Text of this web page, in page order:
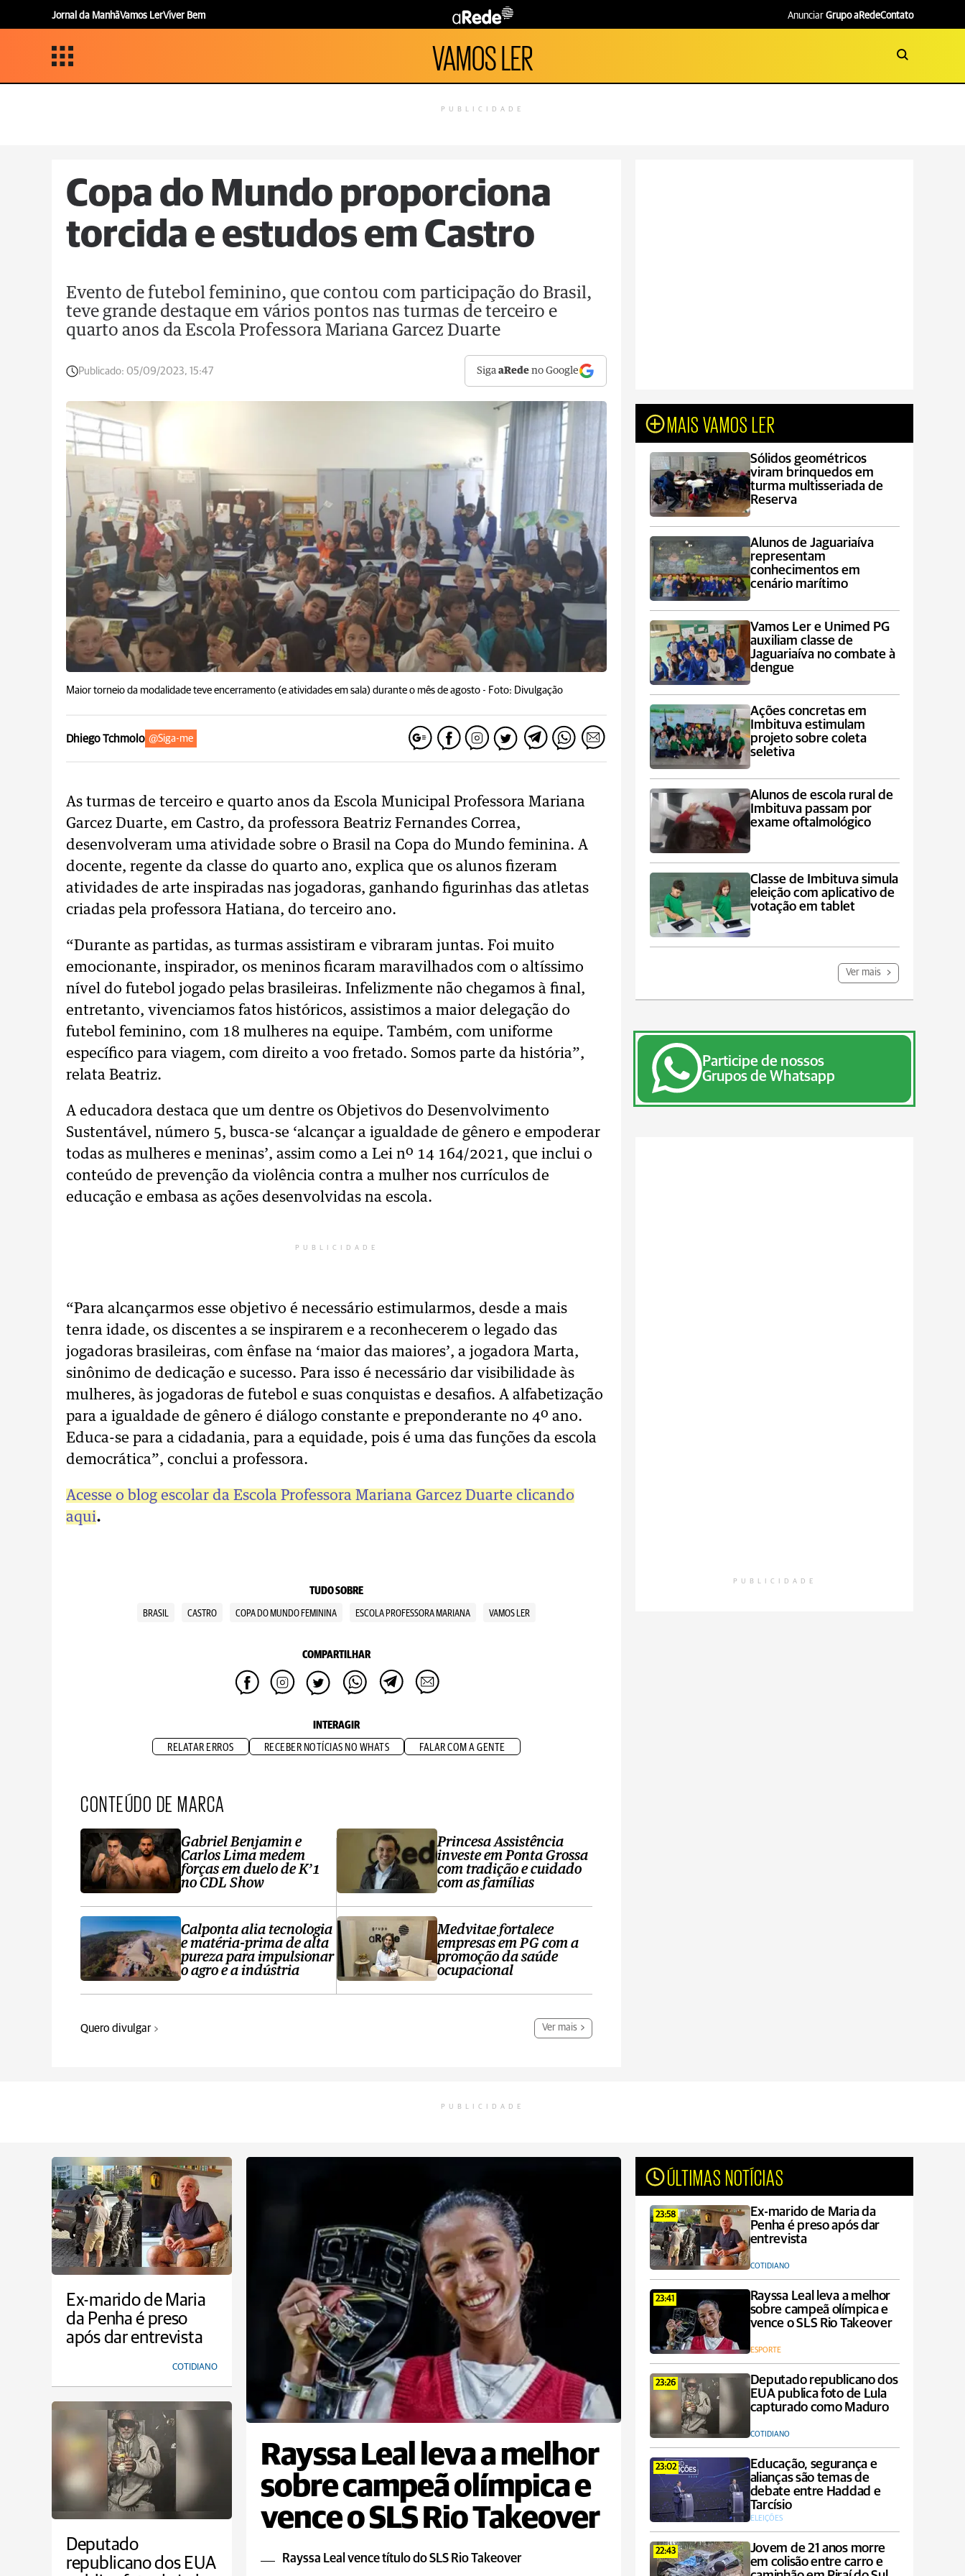
Jornal da ManhãVamos LerViver Bem Anunciar Grupo aRedeContato
VAMOS LER
PUBLICIDADE
Copa do Mundo proporciona
torcida e estudos em Castro
Evento de futebol feminino, que contou com participação do Brasil,
teve grande destaque em vários pontos nas turmas de terceiro e
quarto anos da Escola Professora Mariana Garcez Duarte
Publicado: 05/09/2023, 15:47 SigaaRede no Google
Maior torneio da modalidade teve encerramento (e atividades em sala) durante o mês de agosto - Foto: Divulgação
Dhiego Tchmolo @Siga-me
As turmas de terceiro e quarto anos da Escola Municipal Professora Mariana
Garcez Duarte, em Castro, da professora Beatriz Fernandes Correa,
desenvolveram uma atividade sobre o Brasil na Copa do Mundo feminina. A
docente, regente da classe do quarto ano, explica que os alunos fizeram
atividades de arte inspiradas nas jogadoras, ganhando figurinhas das atletas
criadas pela professora Hatiana, do terceiro ano.
“Durante as partidas, as turmas assistiram e vibraram juntas. Foi muito
emocionante, inspirador, os meninos ficaram maravilhados com o altíssimo
nível do futebol jogado pelas brasileiras. Infelizmente não chegamos à final,
entretanto, vivenciamos fatos históricos, assistimos a maior delegação do
futebol feminino, com 18 mulheres na equipe. Também, com uniforme
específico para viagem, com direito a voo fretado. Somos parte da história”,
relata Beatriz.
A educadora destaca que um dentre os Objetivos do Desenvolvimento
Sustentável, número 5, busca-se ‘alcançar a igualdade de gênero e empoderar
todas as mulheres e meninas’, assim como a Lei nº 14 164/2021, que inclui o
conteúdo de prevenção da violência contra a mulher nos currículos de
educação e embasa as ações desenvolvidas na escola.
PUBLICIDADE
“Para alcançarmos esse objetivo é necessário estimularmos, desde a mais
tenra idade, os discentes a se inspirarem e a reconhecerem o legado das
jogadoras brasileiras, com ênfase na ‘maior das maiores’, a jogadora Marta,
sinônimo de dedicação e sucesso. Para isso é necessário dar visibilidade às
mulheres, às jogadoras de futebol e suas conquistas e desafios. A alfabetização
para a igualdade de gênero é diálogo constante e preponderante no 4º ano.
Educa-se para a cidadania, para a equidade, pois é uma das funções da escola
democrática”, conclui a professora.
Acesse o blog escolar da Escola Professora Mariana Garcez Duarte clicando
aqui.
TUDO SOBRE
BRASIL CASTRO COPA DO MUNDO FEMININA ESCOLA PROFESSORA MARIANA VAMOS LER
COMPARTILHAR
INTERAGIR
RELATAR ERROS RECEBER NOTÍCIAS NO WHATS FALAR COM A GENTE
CONTEÚDO DE MARCA
Gabriel Benjamin e
Carlos Lima medem
forças em duelo de K’1
no CDL Show
Calponta alia tecnologia
e matéria-prima de alta
pureza para impulsionar
o agro e a indústria
Princesa Assistência
investe em Ponta Grossa
com tradição e cuidado
com as famílias
Medvitae fortalece
empresas em PG com a
promoção da saúde
ocupacional
Quero divulgar Ver mais
MAIS VAMOS LER
Sólidos geométricos
viram brinquedos em
turma multisseriada de
Reserva
Alunos de Jaguariaíva
representam
conhecimentos em
cenário marítimo
Vamos Ler e Unimed PG
auxiliam classe de
Jaguariaíva no combate à
dengue
Ações concretas em
Imbituva estimulam
projeto sobre coleta
seletiva
Alunos de escola rural de
Imbituva passam por
exame oftalmológico
Classe de Imbituva simula
eleição com aplicativo de
votação em tablet
Ver mais
Participe de nossos
Grupos de Whatsapp
PUBLICIDADE
PUBLICIDADE
Ex-marido de Maria
da Penha é preso
após dar entrevista
COTIDIANO
Rayssa Leal leva a melhor
sobre campeã olímpica e
vence o SLS Rio Takeover
Rayssa Leal vence título do SLS Rio Takeover
ÚLTIMAS NOTÍCIAS
23:58
Ex-marido de Maria da
Penha é preso após dar
entrevista
COTIDIANO
23:41
Rayssa Leal leva a melhor
sobre campeã olímpica e
vence o SLS Rio Takeover
ESPORTE
23:26
Deputado republicano dos
EUA publica foto de Lula
capturado como Maduro
COTIDIANO
23:02
Educação, segurança e
alianças são temas de
debate entre Haddad e
Tarcísio
ELEIÇÕES
22:43
Jovem de 21 anos morre
em colisão entre carro e
Deputado
republicano dos EUA